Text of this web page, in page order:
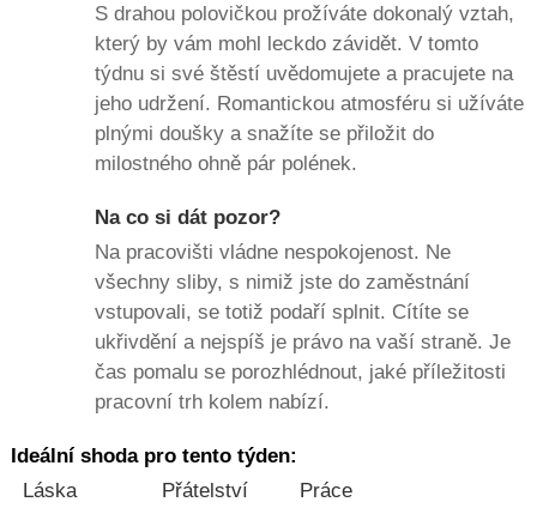
S drahou polovičkou prožíváte dokonalý vztah,
který by vám mohl leckdo závidět. V tomto
týdnu si své štěstí uvědomujete a pracujete na
jeho udržení. Romantickou atmosféru si užíváte
plnými doušky a snažíte se přiložit do
milostného ohně pár polének.
Na co si dát pozor?
Na pracovišti vládne nespokojenost. Ne
všechny sliby, s nimiž jste do zaměstnání
vstupovali, se totiž podaří splnit. Cítíte se
ukřivdění a nejspíš je právo na vaší straně. Je
čas pomalu se porozhlédnout, jaké příležitosti
pracovní trh kolem nabízí.
Ideální shoda pro tento týden:
Láska
Přátelství Práce